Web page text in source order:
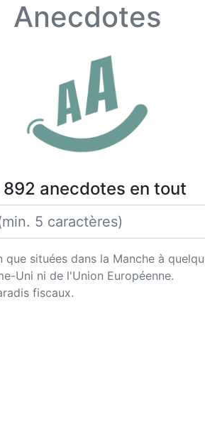
Anecdotes
892 anecdotes en tout
situées dans la Manche à
Uni ni de l'Union Européenne.
fiscaux.